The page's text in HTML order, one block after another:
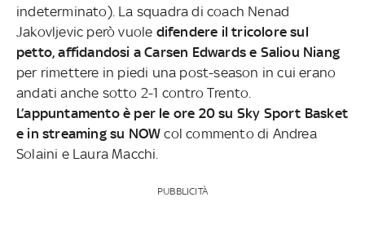
indeterminato). La squadra di coach Nenad
Jakovljevic però vuole difendere il tricolore sul
petto, affidandosi a Carsen Edwards e Saliou Niang
per rimettere in piedi una post-season in cui erano
andati anche sotto 2-1 contro Trento.
L’appuntamento è per le ore 20 su Sky Sport Basket
e in streaming su NOW col commento di Andrea
Solaini e Laura Macchi.
PUBBLICITÀ